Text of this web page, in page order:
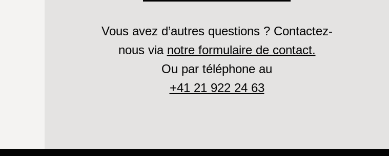
Vous avez d’autres questions ? Contactez-
nous via notre formulaire de contact.
Ou par téléphone au
+41 21 922 24 63